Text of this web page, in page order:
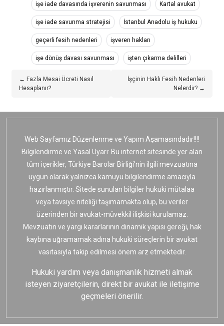
işe iade davasında işverenin savunması Kartal avukat
işe iade savunma stratejisi İstanbul Anadolu iş hukuku
geçerli fesih nedenleri işveren hakları
işe dönüş davası savunması işten çıkarma delilleri
← Fazla Mesai Ücreti Nasıl
Hesaplanır?
İşçinin Haklı Fesih Nedenleri
Nelerdir? →
Web Sayfamız Düzenlenme ve Yapım Aşamasındadır!!!!
Bilgilendirme ve Yasal Uyarı: Bu internet sitesinde yer alan
tüm içerikler, Türkiye Barolar Birliği’nin ilgili mevzuatına
uygun olarak yalnızca kamuyu bilgilendirme amacıyla
hazırlanmıştır. Sitede sunulan bilgiler hukuki mütalaa
veya tavsiye niteliği taşımamakta olup, bu veriler
üzerinden bir avukat-müvekkil ilişkisi kurulamaz.
Mevzuatın ve yargı kararlarının dinamik yapısı gereği, hak
kaybına uğramamak adına hukuki süreçlerin bir avukat
vasıtasıyla takip edilmesi önem arz etmektedir.
Hukuki yardım veya danışmanlık hizmeti almak
isteyen ziyaretçilerin, direkt bir avukat ile iletişime
geçmeleri önerilir.